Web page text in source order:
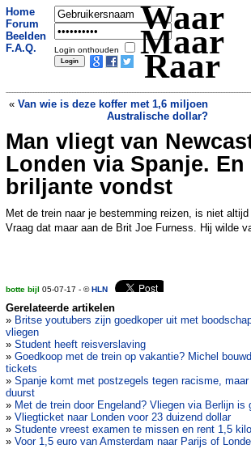
Home
Forum
Beelden
F.A.Q.
Login onthouden
Waar
Maar
Raar
« Van wie is deze koffer met 1,6 miljoen
Australische dollar?
75.000 kartonnen
peuken op het
Man vliegt van
Londen via Spanje. En
briljante vondst
Met de trein naar je bestemming reizen, is niet
Vraag dat maar aan de Brit Joe Furness. Hij wilde
botte bijl 05-07-17 - ©HLN
Gerelateerde artikelen
» Britse youtubers zijn goedkoper uit met
vliegen
» Student heeft reisverslaving
» Goedkoop met de trein op vakantie? Michel
tickets
» Spanje komt met postzegels tegen racisme,
duurst
» Met de trein door Engeland? Vliegen via Berlijn is
» Vliegticket naar Londen voor 23 duizend dollar
» Studente vreest examen te missen en rent 1,5
» Voor 1,5 euro van Amsterdam naar Parijs of